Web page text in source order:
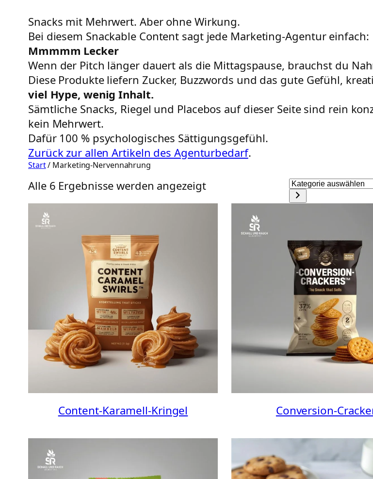
Snacks mit Mehrwert. Aber ohne Wirkung.
Bei diesem Snackable Content sagt jede Marketing-Agentur einfach:
Mmmmm Lecker
Wenn der Pitch länger dauert als die Mittagspause, brauchst du
Diese Produkte liefern Zucker, Buzzwords und das gute Gefühl,
viel Hype, wenig Inhalt.
Sämtliche Snacks, Riegel und Placebos auf dieser Seite sind rein
kein Mehrwert.
Dafür 100 % psychologisches Sättigungsgefühl.
Zurück zur allen Artikeln des Agenturbedarf.
Start/ Marketing-Nervennahrung
Alle 6 Ergebnisse werden angezeigt
Kategorie
auswählen
Content-Karamell-Kringel Conversion-